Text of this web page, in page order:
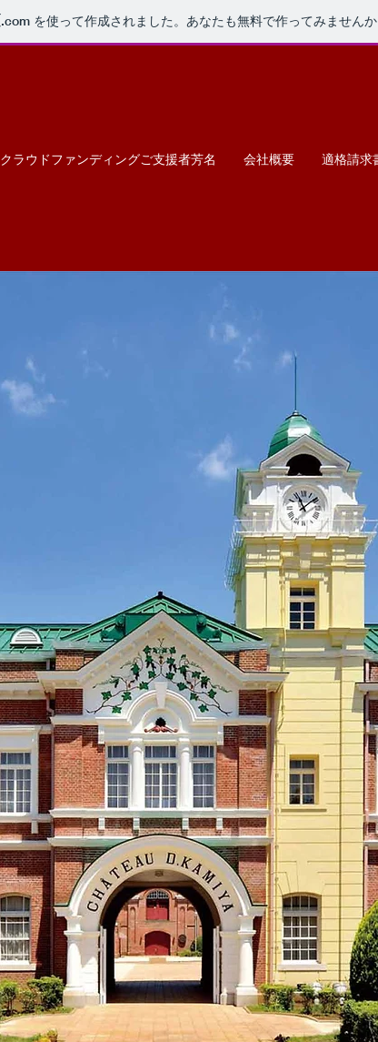
.com を使って作成されました。あなたも無料で作ってみません
クラウドファンディングご支援者芳名 会社概要 適格請求